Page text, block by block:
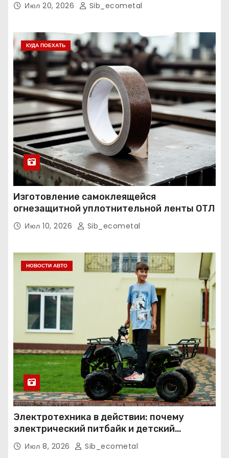
Июл 20, 2026 Sib_ecometal
КУДА ПОЕХАТЬ
Изготовление самоклеящейся
огнезащитной уплотнительной ленты ОТЛ
Июл 10, 2026 Sib_ecometal
НОВОСТИ АВТО
Электротехника в действии: почему
электрический питбайк и детский
квадроцикл — это больше, чем игрушки
Июл 8, 2026 Sib_ecometal